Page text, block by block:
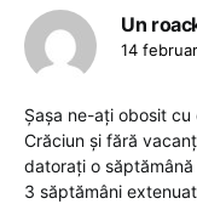
Un
14
Șașa ne-ați obosit
Crăciun și fără
datorați o
3 săptămâni